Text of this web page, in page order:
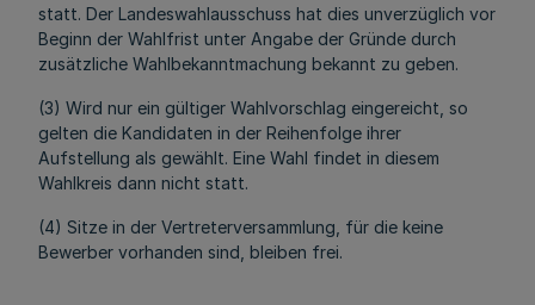
statt. Der Landeswahlausschuss hat dies unverzüglich vor
Beginn der Wahlfrist unter Angabe der Gründe durch
zusätzliche Wahlbekanntmachung bekannt zu geben.
(3) Wird nur ein gültiger Wahlvorschlag eingereicht, so
gelten die Kandidaten in der Reihenfolge ihrer
Aufstellung als gewählt. Eine Wahl findet in diesem
Wahlkreis dann nicht statt.
(4) Sitze in der Vertreterversammlung, für die keine
Bewerber vorhanden sind, bleiben frei.